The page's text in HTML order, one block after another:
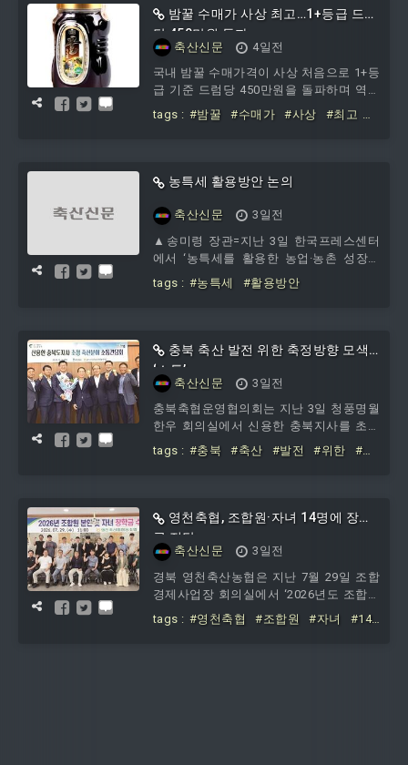
역 복지시설 관계자 등이 참석한 가운데
우리우유 전달식
밤꿀 수매가 사상 최고…1+등급 드럼
당 450만원 돌파
축산신문
4일전
국내 밤꿀 수매가격이 사상 처음으로 1+등
급 기준 드럼당 450만원을 돌파하며 역대
최고치를 기록했다. 지난해 최고가였던
430만원보다 20만원 오른 수준으로, 국산
1+등급 450만원, 1등급 440만원, 2등급
tags : #밤꿀 #수매가 #사상
#최고
농특세 활용방안 논의
축산신문
3일전
▲송미령 장관=지난 3일 한국프레스센터
에서 ‘농특세를 활용한 농업·농촌 성장전
략 전문가 간담회’를 주재하고 농업·농촌
의 미래 성장전략에 대해 전문가들의 의견
tags : #농특세 #활용방안
충북 축산 발전 위한 축정방향 모색
‘소통’
축산신문
3일전
충북축협운영협의회는 지난 3일 청풍명월
한우 회의실에서 신용한 충북지사를 초청
해 축산 분야 소통간담회를 개최했다. 이
날 간담회에는 용미숙 충북도 농정국장과
승서 회장은 “신용한 충북지사의 당선과
취임을 축하
tags : #충북 #축산 #발전 #위한
#축
영천축협, 조합원·자녀 14명에 장학
금 전달
축산신문
3일전
경북 영천축산농협은 지난 7월 29일 조합
경제사업장 회의실에서 ‘2026년도 조합원
본인 및 자녀 장학금 수여식’을 개최했다.
이날 수여식에는 김진수 조합장을 비롯해
tags : #영천축협 #조합원 #자녀
#14